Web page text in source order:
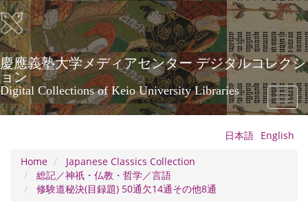
Skip
to
main
content
慶應義塾大学メディアセンター デジタルコレクシ
ョン
Digital Collections of Keio University Libraries
Toggle
日本語 English
Home
Japanese Classics Collection
総記／神祇・仏教・哲学／言語
修験道秘決(目録題) 50通欠14通その他8通